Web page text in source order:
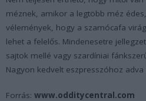
méznek, amikor a legtöbb méz
vélemények, hogy a szamócafa
lehet a felelős. Mindenesetre
sajtok mellé vagy szardíniai
Nagyon kedvelt eszpresszóhoz adva
Forrás: www.odditycentral.com